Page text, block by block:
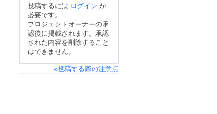
うです…数が多いの
で…楽しみにお待ち下
さい～～～よろしくお
願いします！
投稿するには ログイン が
必要です。
プロジェクトオーナーの承
認後に掲載されます。承認
された内容を削除すること
はできません。
※投稿する際の注意点